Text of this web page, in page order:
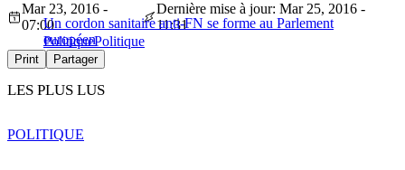
Un cordon sanitaire anti-FN se forme au Parlement
européen
Mar 23, 2016 -
07:00
Dernière mise à jour: Mar 25, 2016 -
11:31
PolitiquePolitique
Print Partager
LES PLUS LUS
POLITIQUE